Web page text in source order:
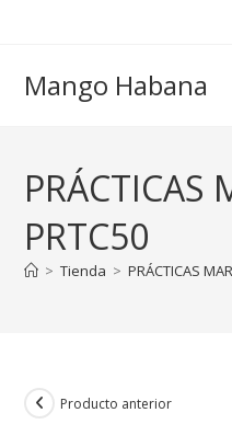
Mango Habana
PRÁCTICAS
PRTC50
> Tienda > PRÁCTICAS
Producto anterior